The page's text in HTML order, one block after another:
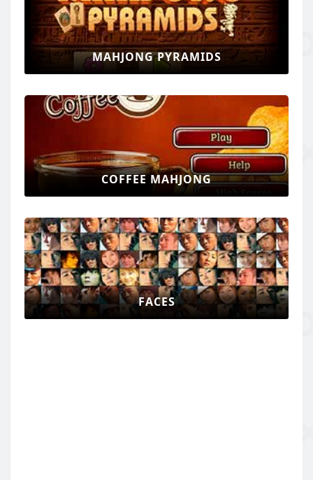
MAHJONG PYRAMIDS
COFFEE MAHJONG
FACES